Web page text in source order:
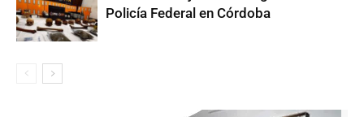
Policía Federal en Córdoba